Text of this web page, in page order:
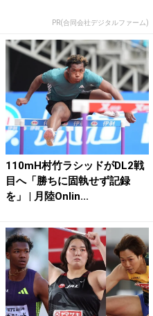
PR(合同会社デジタルファーム)
110mH村竹ラシッドがDL2戦
目へ「勝ちに固執せず記録
を」 | 月陸Onlin...